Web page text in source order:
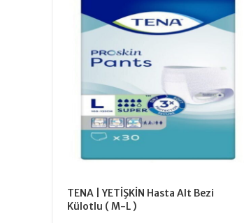
TENA | YETİŞKİN Hasta Alt Bezi
Külotlu ( M-L )